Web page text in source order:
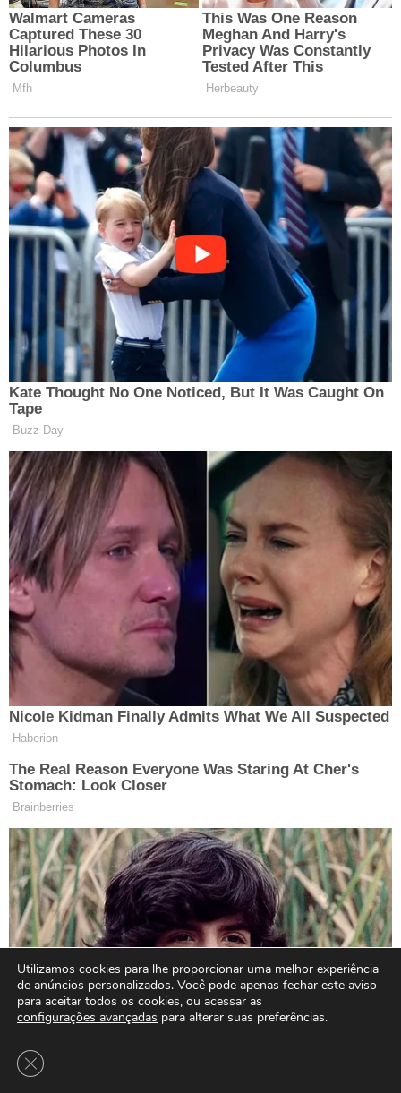
Utilizamos cookies para lhe proporcionar uma melhor experiência
de anúncios personalizados. Você pode apenas fechar este aviso
para aceitar todos os cookies, ou acessar as
configurações avançadas para alterar suas preferências.
Close GDPR Cookie Banner